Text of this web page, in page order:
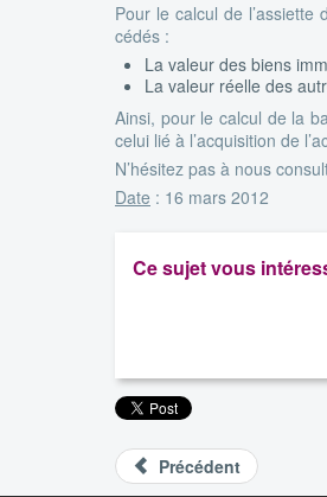
Pour le calcul de
cédés :
La valeur des biens
La valeur réelle des
Ainsi, pour le calcul de la
celui lié à l’acquisition de
N’hésitez pas à nous
Date : 16 mars 2012
Ce sujet vous
Précédent